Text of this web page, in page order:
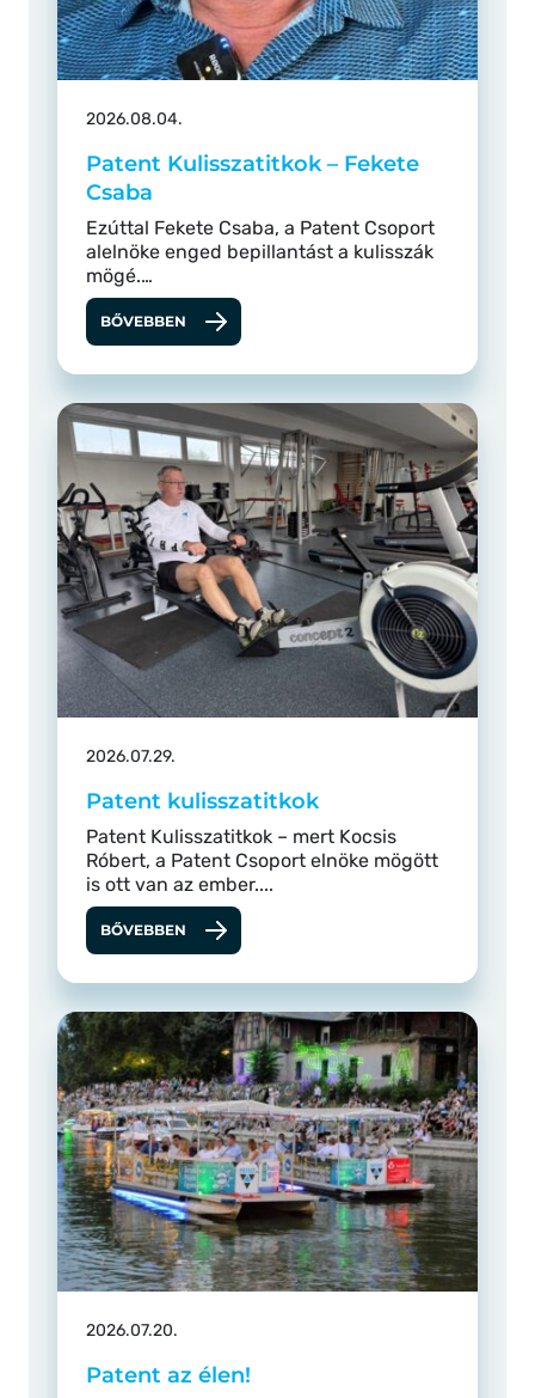
2026.08.04.
Patent Kulisszatitkok – Fekete
Csaba
Ezúttal Fekete Csaba, a Patent Csoport
alelnöke enged bepillantást a kulisszák
mögé.…
BŐVEBBEN
2026.07.29.
Patent kulisszatitkok
Patent Kulisszatitkok – mert Kocsis
Róbert, a Patent Csoport elnöke mögött
is ott van az ember....
BŐVEBBEN
2026.07.20.
Patent az élen!